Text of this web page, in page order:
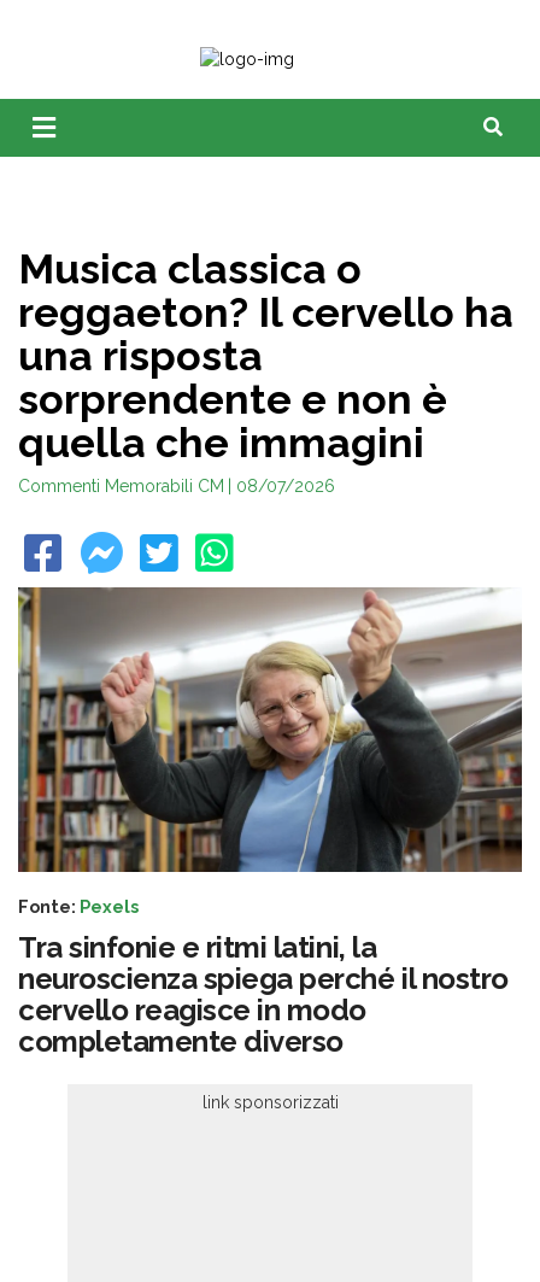
Musica classica o
reggaeton? Il cervello ha
una risposta
sorprendente e non è
quella che immagini
Commenti Memorabili CM | 08/07/2026
Fonte: Pexels
Tra sinfonie e ritmi latini, la
neuroscienza spiega perché il nostro
cervello reagisce in modo
completamente diverso